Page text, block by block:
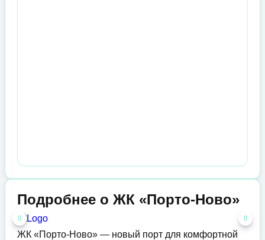
Подробнее о ЖК «Порто-Ново»
ЖК «Порто-Ново» — новый порт для комфортной